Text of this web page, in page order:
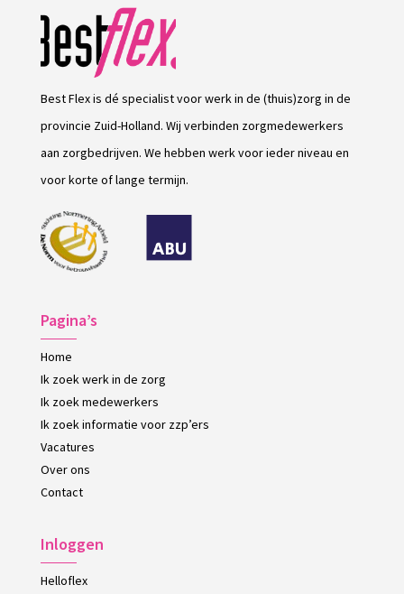
Best Flex is dé specialist voor werk in de (thuis)zorg in de
provincie Zuid-Holland. Wij verbinden zorgmedewerkers
aan zorgbedrijven. We hebben werk voor ieder niveau en
voor korte of lange termijn.
Pagina’s
Home
Ik zoek werk in de zorg
Ik zoek medewerkers
Ik zoek informatie voor zzp’ers
Vacatures
Over ons
Contact
Inloggen
Helloflex